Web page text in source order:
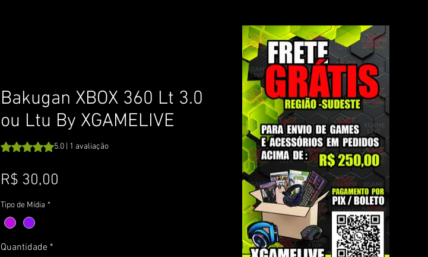
Bakugan XBOX 360 Lt 3.0
ou Ltu By XGAMELIVE
A classificação é 5.0 de 5 estrelas com base em 1 avaliação
5.0 | 1 avaliação
R$ 30,00
Tipo de Mídia *
Quantidade *